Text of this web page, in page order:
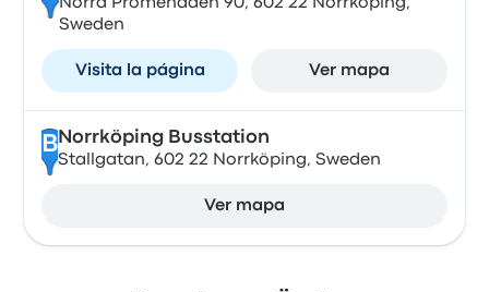
Norra Promenaden 90, 602 22 Norrköping,
Sweden
Visita la página Ver mapa
B Norrköping Busstation
Stallgatan, 602 22 Norrköping, Sweden
Ver mapa